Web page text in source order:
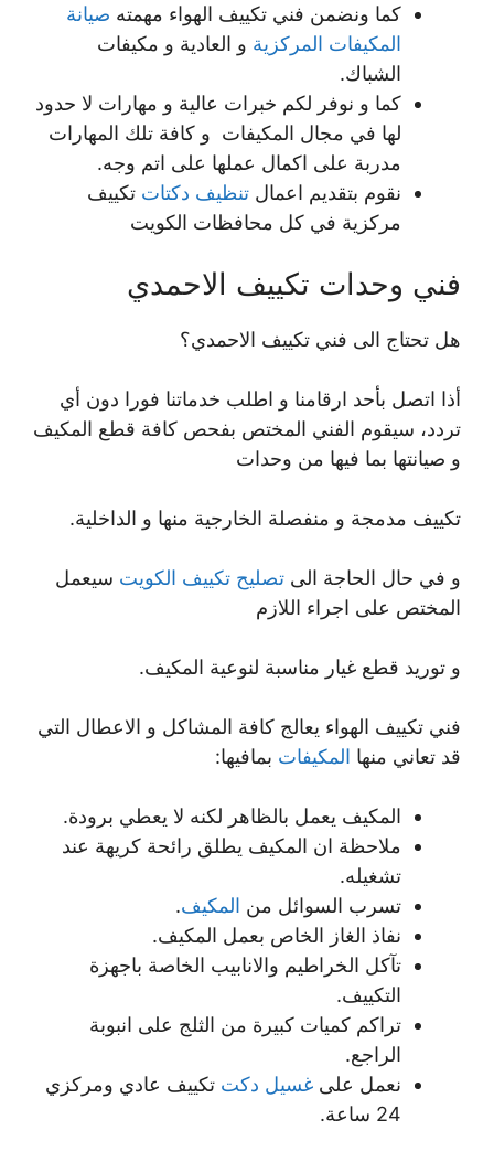
كما ونضمن فني تكييف الهواء مهمته صيانة
المكيفات المركزية و العادية و مكيفات
الشباك.
كما و نوفر لكم خبرات عالية و مهارات لا حدود
لها في مجال المكيفات و كافة تلك المهارات
مدربة على اكمال عملها على اتم وجه.
نقوم بتقديم اعمال تنظيف دكتات تكييف
مركزية في كل محافظات الكويت
فني وحدات تكييف الاحمدي
هل تحتاج الى فني تكييف الاحمدي؟
أذا اتصل بأحد ارقامنا و اطلب خدماتنا فورا دون أي
تردد، سيقوم الفني المختص بفحص كافة قطع المكيف
و صيانتها بما فيها من وحدات
تكييف مدمجة و منفصلة الخارجية منها و الداخلية.
و في حال الحاجة الى تصليح تكييف الكويت سيعمل
المختص على اجراء اللازم
و توريد قطع غيار مناسبة لنوعية المكيف.
فني تكييف الهواء يعالج كافة المشاكل و الاعطال التي
قد تعاني منها المكيفات بمافيها:
المكيف يعمل بالظاهر لكنه لا يعطي برودة.
ملاحظة ان المكيف يطلق رائحة كريهة عند
تشغيله.
تسرب السوائل من المكيف.
نفاذ الغاز الخاص بعمل المكيف.
تآكل الخراطيم والانابيب الخاصة باجهزة
التكييف.
تراكم كميات كبيرة من الثلج على انبوبة
الراجع.
نعمل على غسيل دكت تكييف عادي ومركزي
24 ساعة.